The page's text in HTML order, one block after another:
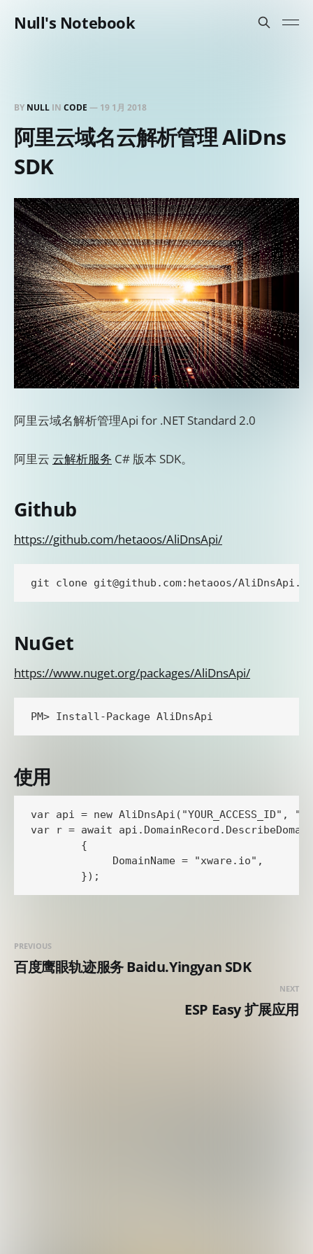
Null's Notebook
BY NULL IN CODE — 19 1月 2018
阿里云域名云解析管理 AliDns
SDK
阿里云域名解析管理Api for .NET Standard 2.0
阿里云 云解析服务 C# 版本 SDK。
Github
https://github.com/hetaoos/AliDnsApi/
NuGet
https://www.nuget.org/packages/AliDnsApi/
使用
var api = new AliDnsApi("YOUR_ACCESS_ID",
var r = await
        {
             DomainName = "xware.io",
PREVIOUS
百度鹰眼轨迹服务 Baidu.Yingyan SDK
NEXT
ESP Easy 扩展应用